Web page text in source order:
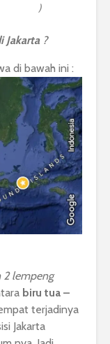
)
Jakarta?
di bawah ini :
2 lempeng
biru tua –
terjadinya
Jakarta